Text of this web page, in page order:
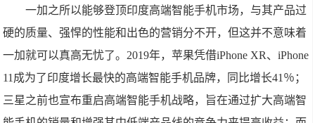
一加之所以能够登顶印度高端智能手机市场，与其产品过
硬的质量、强悍的性能和出色的营销分不开，但这并不意味着
一加就可以真高无忧了。2019年，苹果凭借iPhone XR、iPhone
11成为了印度增长最快的高端智能手机品牌，同比增长41％；
三星之前也宣布重启高端智能手机战略，旨在通过扩大高端智